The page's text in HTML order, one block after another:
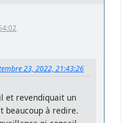
23, 2022, 21:43:26
et revendiquait un
beaucoup à redire.